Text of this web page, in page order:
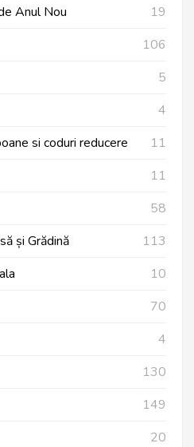
Anul Nou
19
106
5
4
si coduri reducere
11
11
58
și Grădină
113
10
70
4
130
149
20